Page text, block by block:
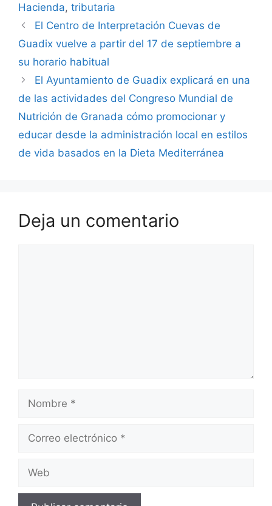
Hacienda, tributaria
El Centro de Interpretación Cuevas de
Guadix vuelve a partir del 17 de septiembre a
su horario habitual
El Ayuntamiento de Guadix explicará en una
de las actividades del Congreso Mundial de
Nutrición de Granada cómo promocionar y
educar desde la administración local en estilos
de vida basados en la Dieta Mediterránea
Deja un comentario
electrónico